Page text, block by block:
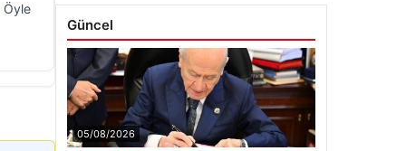
Öyle
Güncel
05/08/2026